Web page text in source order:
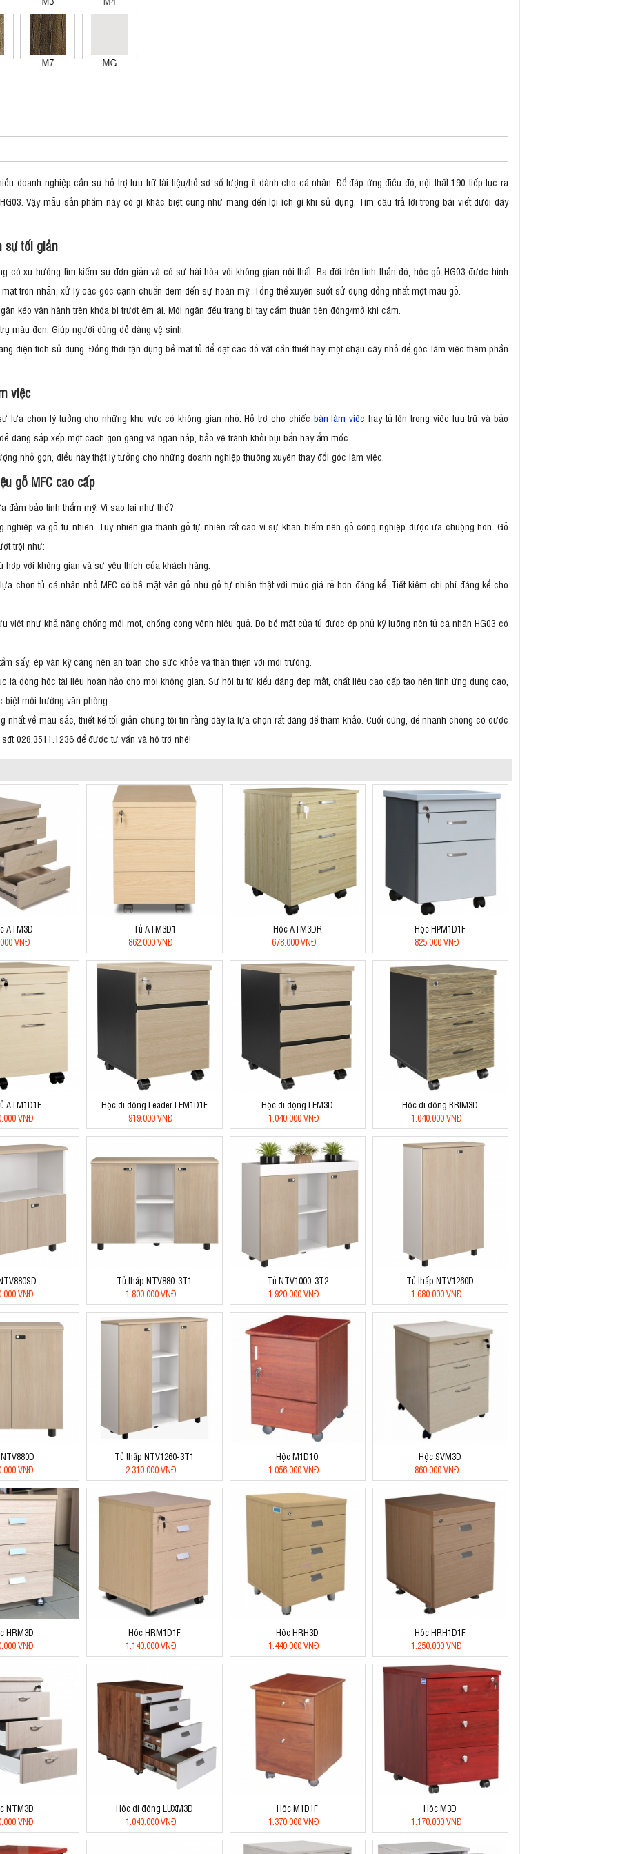
doanh nghiệp cần sự hỗ trợ lưu trữ tài liệu/hồ sơ số lượng ít dành cho cá nhân. Để đáp ứng điều đó, nội thất 190 tiếp tục ra
Vậy mẫu sản phẩm này có gì khác biệt cũng như mang đến lợi ích gì khi sử dụng. Tìm câu trả lời trong bài viết dưới đây
sự tối giản
có xu hướng tìm kiếm sự đơn giản và có sự hài hòa với không gian nội thất. Ra đời trên tinh thần đó, hộc gỗ HG03 được hình
trơn nhẵn, xử lý các góc cạnh chuẩn đem đến sự hoàn mỹ. Tổng thể xuyên suốt sử dụng đồng nhất một màu gỗ.
kéo vận hành trên khóa bị trượt êm ái. Mỗi ngăn đều trang bị tay cầm thuận tiện đóng/mở khi cầm.
màu đen. Giúp người dùng dễ dàng vệ sinh.
diện tích sử dụng. Đồng thời tận dụng bề mặt tủ để đặt các đồ vật cần thiết hay một chậu cây nhỏ để góc làm việc thêm phần
việc
lựa chọn lý tưởng cho những khu vực có không gian nhỏ. Hỗ trợ cho chiếc bàn làm việc hay tủ lớn trong việc lưu trữ và bảo
dàng sắp xếp một cách gọn gàng và ngăn nắp, bảo vệ tránh khỏi bụi bẩn hay ẩm mốc.
nhỏ gọn, điều này thật lý tưởng cho những doanh nghiệp thường xuyên thay đổi góc làm việc.
gỗ MFC cao cấp
đảm bảo tính thẩm mỹ. Vì sao lại như thế?
và gỗ tự nhiên. Tuy nhiên giá thành gỗ tự nhiên rất cao vì sự khan hiếm nên gỗ công nghiệp được ưa chuộng hơn. Gỗ
trội như:
với không gian và sự yêu thích của khách hàng.
chọn tủ cá nhân nhỏ MFC có bề mặt vân gỗ như gỗ tự nhiên thật với mức giá rẻ hơn đáng kể. Tiết kiệm chi phí đáng kể cho
việt như khả năng chống mối mọt, chống cong vênh hiệu quả. Do bề mặt của tủ được ép phủ kỹ lưỡng nên tủ cá nhân HG03 có
sấy, ép ván kỹ càng nên an toàn cho sức khỏe và thân thiện với môi trường.
là dòng hộc tài liệu hoàn hảo cho mọi không gian. Sự hội tụ từ kiểu dáng đẹp mắt, chất liệu cao cấp tạo nên tính ứng dụng cao,
môi trường văn phòng.
về màu sắc, thiết kế tối giản chúng tôi tin rằng đây là lựa chọn rất đáng để tham khảo. Cuối cùng, để nhanh chóng có được
028.3511.1236 để được tư vấn và hỗ trợ nhé!
ATM3D
VNĐ
Tủ ATM3D1
862.000 VNĐ
Hộc ATM3DR
678.000 VNĐ
Hộc HPM1D1F
825.000 VNĐ
ATM1D1F
VNĐ
Hộc di động Leader LEM1D1F
919.000 VNĐ
Hộc di động LEM3D
1.040.000 VNĐ
Hộc di động BRIM3D
1.040.000 VNĐ
VNĐ
Tủ thấp NTV880-3T1
1.800.000 VNĐ
Tủ NTV1000-3T2
1.920.000 VNĐ
Tủ thấp NTV1260D
1.680.000 VNĐ
VNĐ
Tủ thấp NTV1260-3T1
2.310.000 VNĐ
Hộc M1D1O
1.056.000 VNĐ
Hộc SVM3D
860.000 VNĐ
HRM3D
VNĐ
Hộc HRM1D1F
1.140.000 VNĐ
Hộc HRH3D
1.440.000 VNĐ
Hộc HRH1D1F
1.250.000 VNĐ
NTM3D
VNĐ
Hộc di động LUXM3D
1.040.000 VNĐ
Hộc M1D1F
1.370.000 VNĐ
Hộc M3D
1.170.000 VNĐ